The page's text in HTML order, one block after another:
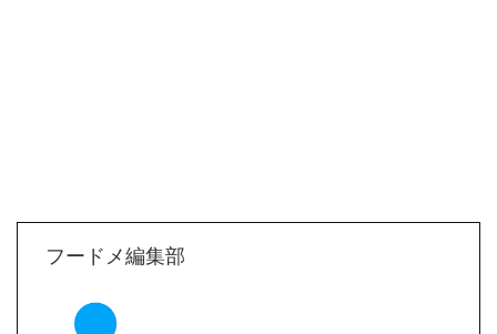
フードメ編集部